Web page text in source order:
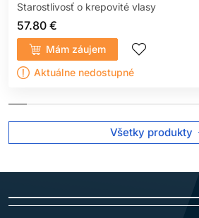
Starostlivosť o krepovité vlasy
57.80 €
Mám záujem
Aktuálne nedostupné
Všetky produkty